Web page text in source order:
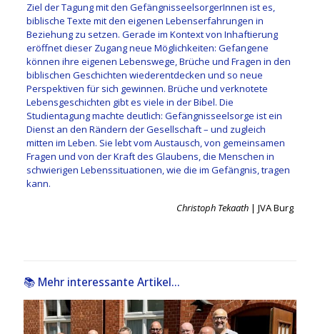
Ziel der Tagung mit den GefängnisseelsorgerInnen ist es,
biblische Texte mit den eigenen Lebenserfahrungen in
Beziehung zu setzen. Gerade im Kontext von Inhaftierung
eröffnet dieser Zugang neue Möglichkeiten: Gefangene
können ihre eigenen Lebenswege, Brüche und Fragen in den
biblischen Geschichten wiederentdecken und so neue
Perspektiven für sich gewinnen. Brüche und verknotete
Lebensgeschichten gibt es viele in der Bibel. Die
Studientagung machte deutlich: Gefängnisseelsorge ist ein
Dienst an den Rändern der Gesellschaft – und zugleich
mitten im Leben. Sie lebt vom Austausch, von gemeinsamen
Fragen und von der Kraft des Glaubens, die Menschen in
schwierigen Lebenssituationen, wie die im Gefängnis, tragen
kann.
Christoph Tekaath | JVA Burg
📚 Mehr interessante Artikel...